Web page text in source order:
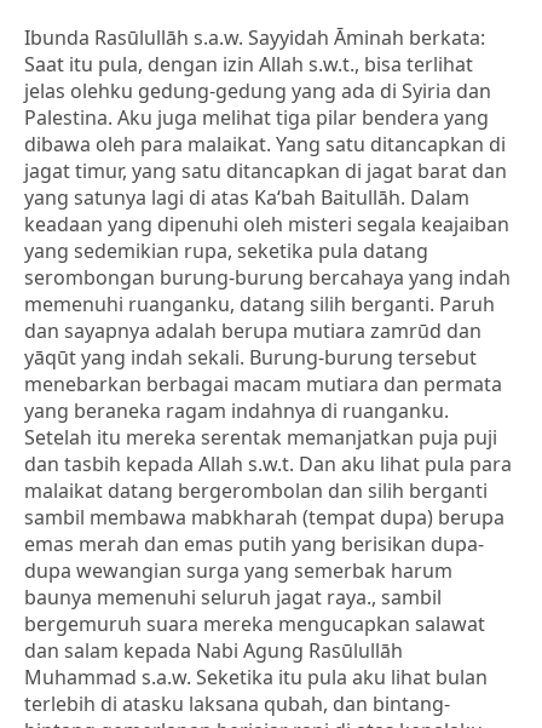
Ibunda Rasūlullāh s.a.w. Sayyidah Āminah berkata:
Saat itu pula, dengan izin Allah s.w.t., bisa terlihat
jelas olehku gedung-gedung yang ada di Syiria dan
Palestina. Aku juga melihat tiga pilar bendera yang
dibawa oleh para malaikat. Yang satu ditancapkan di
jagat timur, yang satu ditancapkan di jagat barat dan
yang satunya lagi di atas Ka‘bah Baitullāh. Dalam
keadaan yang dipenuhi oleh misteri segala keajaiban
yang sedemikian rupa, seketika pula datang
serombongan burung-burung bercahaya yang indah
memenuhi ruanganku, datang silih berganti. Paruh
dan sayapnya adalah berupa mutiara zamrūd dan
yāqūt yang indah sekali. Burung-burung tersebut
menebarkan berbagai macam mutiara dan permata
yang beraneka ragam indahnya di ruanganku.
Setelah itu mereka serentak memanjatkan puja puji
dan tasbih kepada Allah s.w.t. Dan aku lihat pula para
malaikat datang bergerombolan dan silih berganti
sambil membawa mabkharah (tempat dupa) berupa
emas merah dan emas putih yang berisikan dupa-
dupa wewangian surga yang semerbak harum
baunya memenuhi seluruh jagat raya., sambil
bergemuruh suara mereka mengucapkan salawat
dan salam kepada Nabi Agung Rasūlullāh
Muhammad s.a.w. Seketika itu pula aku lihat bulan
terlebih di atasku laksana qubah, dan bintang-